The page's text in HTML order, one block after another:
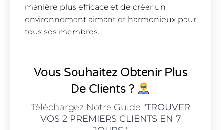
manière plus efficace et de créer un
environnement aimant et harmonieux pour
tous ses membres.
Vous Souhaitez Obtenir Plus
De Clients ?
Téléchargez Notre Guide "TROUVER
VOS 2 PREMIERS CLIENTS EN 7